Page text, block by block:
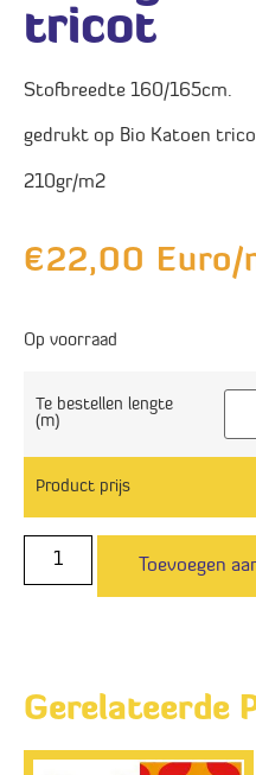
tricot
Stofbreedte 160/165cm.
gedrukt op Bio Katoen
210gr/m2
€22,00 Euro/
Op voorraad
Te bestellen lengte
(m)
Product prijs
Toevoegen
Gerelateerde